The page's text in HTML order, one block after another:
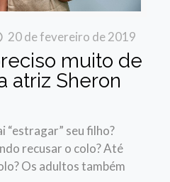
20 de fevereiro de 2019
muito de
atriz Sheron
“estragar” seu filho?
recusar o colo? Até
Os adultos também